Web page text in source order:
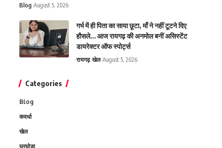
Blog August 5, 2026
गर्भ में ही पिता का साया छूटा, माँ ने नहीं टूटने दिए
हौसले… आज रायगढ़ की अनमोल बनीं असिस्टेंट
डायरेक्टर ऑफ स्पोर्ट्स
रायगढ़ खेल August 5, 2026
Categories
Blog
कवर्धा
खेल
घरघोडा़